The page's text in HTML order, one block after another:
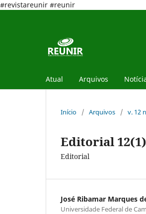
#revistareunir #reunir
Atual Arquivos
Início / Arquivos / v. 12
Editorial
Editorial
José Ribamar Marques
Universidade Federal de